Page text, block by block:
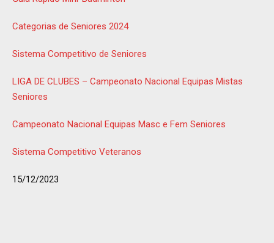
Categorias de Seniores 2024
Sistema Competitivo de Seniores
LIGA DE CLUBES – Campeonato Nacional Equipas Mistas
Seniores
Campeonato Nacional Equipas Masc e Fem Seniores
Sistema Competitivo Veteranos
15/12/2023